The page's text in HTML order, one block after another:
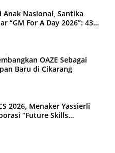
Anak Nasional, Santika
“GM For A Day 2026”: 43
OAZE Sebagai
Baru di Cikarang
2026, Menaker Yassierli
“Future Skills